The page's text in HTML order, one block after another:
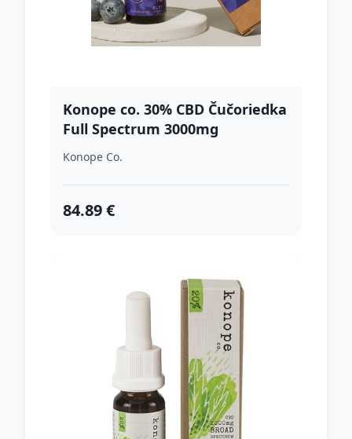
Konope co. 30% CBD Čučoriedka
Full Spectrum 3000mg
Konope Co.
84.89 €